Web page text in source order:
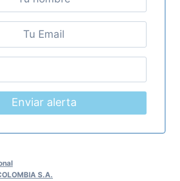
Enviar alerta
S.A.